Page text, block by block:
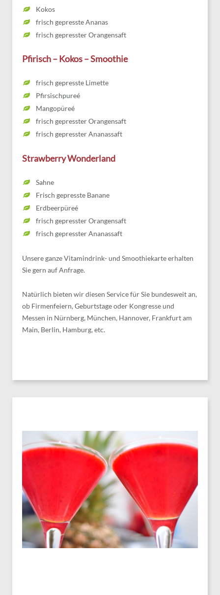
Kokos
frisch gepresste Ananas
frisch gepresster Orangensaft
Pfirisch – Kokos – Smoothie
frisch gepresste Limette
Pfirsischpureé
Mangopüreé
frisch gepresster Orangensaft
frisch gepresster Ananassaft
Strawberry Wonderland
Sahne
Frisch gepresste Banane
Erdbeerpüreé
frisch gepresster Orangensaft
frisch gepresster Ananassaft
Unsere ganze Vitamindrink- und Smoothiekarte erhalten
Sie gern auf Anfrage.
Natürlich bieten wir diesen Service für Sie bundesweit an,
ob Firmenfeiern, Geburtstage oder Kongresse und
Messen in Nürnberg, München, Hannover, Frankfurt am
Main, Berlin, Hamburg, etc.